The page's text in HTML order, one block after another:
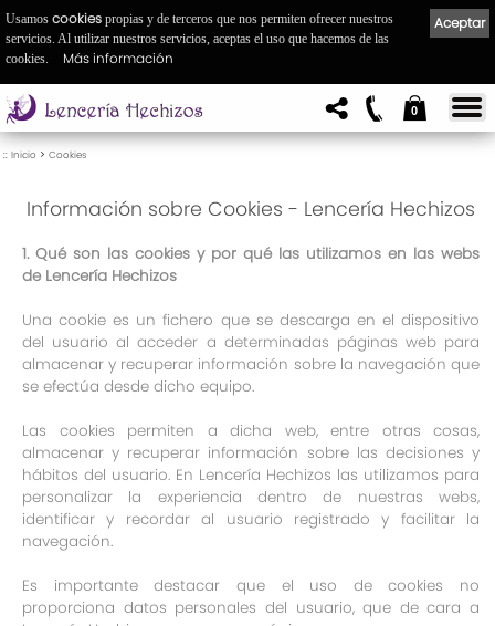
0
:: Inicio > Cookies
Información sobre Cookies - Lencería Hechizos
1. Qué son las cookies y por qué las utilizamos en las webs
de Lencería Hechizos
Una cookie es un fichero que se descarga en el dispositivo
del usuario al acceder a determinadas páginas web para
almacenar y recuperar información sobre la navegación que
se efectúa desde dicho equipo.
Las cookies permiten a dicha web, entre otras cosas,
almacenar y recuperar información sobre las decisiones y
hábitos del usuario. En Lencería Hechizos las utilizamos para
personalizar la experiencia dentro de nuestras webs,
identificar y recordar al usuario registrado y facilitar la
navegación.
Es importante destacar que el uso de cookies no
proporciona datos personales del usuario, que de cara a
Aceptar
Usamos cookies propias y de terceros que nos permiten ofrecer nuestros
servicios. Al utilizar nuestros servicios, aceptas el uso que hacemos de las
cookies.
Más información